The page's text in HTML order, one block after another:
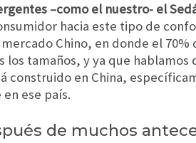
–como el nuestro- el
hacia este tipo de
Chino, en donde el
los tamaños, y ya que
construido en China,
ese país.
de muchos